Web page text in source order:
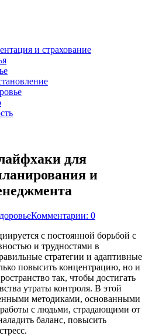
и страхование
для
и
Комментарии: 0
с постоянной борьбой с
и трудностями в
стратегии и адаптивные
повысить концентрацию, но и
так, чтобы достигать
утраты контроля. В этой
методиками, основанными
с людьми, страдающими от
баланс, повысить